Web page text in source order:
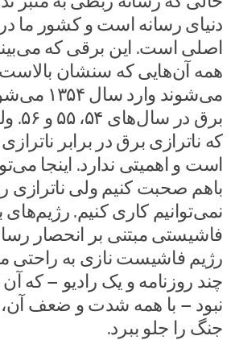
دنیای رسانه است و کشور ما
اصلی است. این برقی که
همه آن‌هایی که سنشان
می‌شوند
برق
که ناترازی برق در برابر
است و اهمیتی ندارد. اینجا
باهم صحبت کنیم ولی ناترازی
نمی‌توانیم کاری کنیم.
فاشیستی مبتنی بر انحصار
رژیم فاشیست نازی به راحتی
چند روزنامه و یک رادیو – که
نبود – با همه شدت و ضعف
جنگ را جلو ببرد.